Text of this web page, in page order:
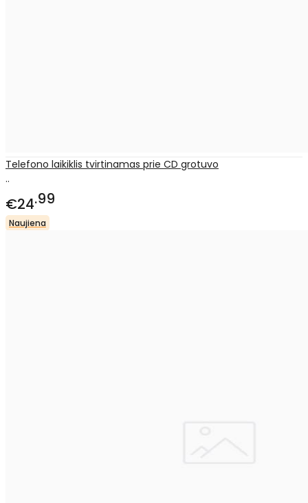
Telefono laikiklis tvirtinamas prie CD grotuvo
..
€24 99
Naujiena